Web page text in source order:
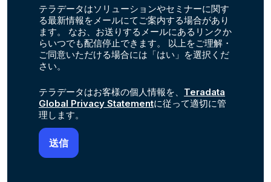
テラデータはソリューションやセミナーに関す
る最新情報をメールにてご案内する場合があり
ます。 なお、お送りするメールにあるリンクか
らいつでも配信停止できます。 以上をご理解・
ご同意いただける場合には「はい」を選択くだ
さい。
テラデータはお客様の個人情報を、 Teradata
Global Privacy Statementに従って適切に管
理します。